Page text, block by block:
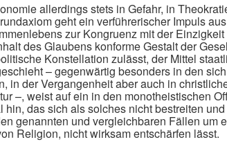
allerdings stets in Gefahr, in
geht ein verführerischer Impuls
zur Kongruenz mit der
des Glaubens konforme Gestalt der
Konstellation zulässt, der Mittel
– gegenwärtig besonders in den
in der Vergangenheit aber auch in
–, weist auf ein in den monotheistischen
hin, das sich als solches nicht bestreiten
genannten und vergleichbaren Fällen um
Religion, nicht wirksam entschärfen lässt.